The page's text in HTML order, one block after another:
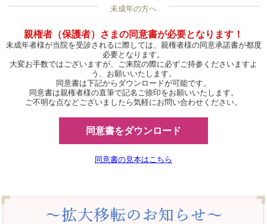
未成年の方へ
親権者（保護者）さまの同意書が必要となります！
未成年者様が当院を受診されるに際しては、親権者様の同意承諾書が都度
必要となります。
大変お手数ではございますが、ご来院の際に必ずご持参くださいますよ
う、お願いいたします。
同意書は下記からダウンロードが可能です。
同意書は親権者様の直筆で記名ご捺印をお願いいたします。
ご不明な点などございましたら気軽にお問い合わせください。
同意書をダウンロード
同意書の見本はこちら